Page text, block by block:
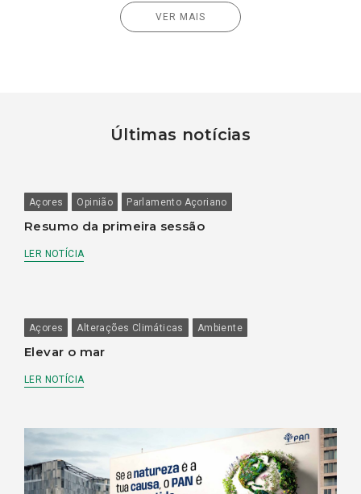
VER MAIS
Últimas notícias
Açores Opinião Parlamento Açoriano
Resumo da primeira sessão
LER NOTÍCIA
Açores Alterações Climáticas Ambiente
Elevar o mar
LER NOTÍCIA